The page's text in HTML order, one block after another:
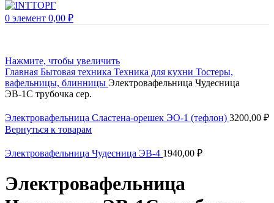
0 элемент 0,00 ₽
Нажмите, чтобы увеличить
Главная Бытовая техника Техника для кухни Тостеры,
вафельницы, блинницы Электровафельница Чудесница
ЭВ-1С трубочка сер.
Электровафельница Сластена-орешек ЭО-1 (тефлон) 3200,00 ₽
Вернуться к товарам
Электровафельница Чудесница ЭВ-4 1940,00 ₽
Электровафельница